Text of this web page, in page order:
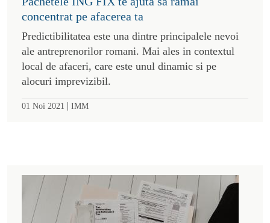
concentrat pe afacerea ta
Predictibilitatea este una dintre principalele nevoi
ale antreprenorilor romani. Mai ales in contextul
local de afaceri, care este unul dinamic si pe
alocuri imprevizibil.
01 Noi 2021 | IMM